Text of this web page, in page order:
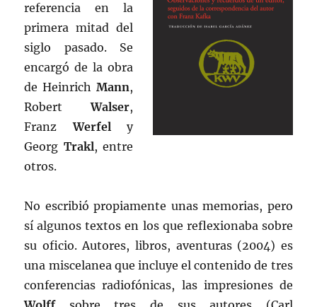
referencia en la
primera mitad del
siglo pasado. Se
encargó de la obra
de Heinrich Mann,
RobertWalser,
FranzWerfely
Georg Trakl, entre
otros.
No escribió propiamente unas memorias, pero
sí algunos textos en los que reflexionaba sobre
su oficio. Autores, libros, aventuras (2004) es
una miscelanea que incluye el contenido de tres
conferencias radiofónicas, las impresiones de